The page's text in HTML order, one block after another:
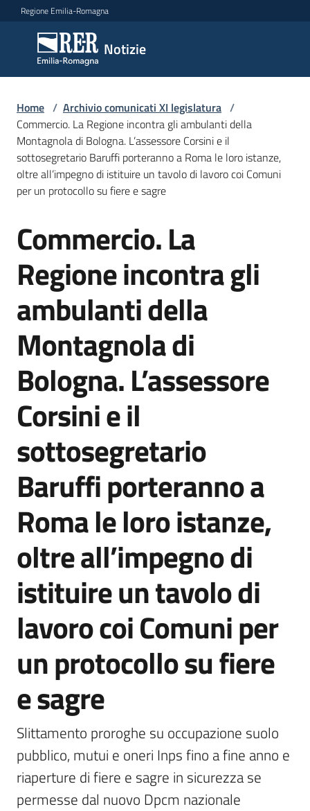
Vai al contenuto
Vai alla navigazione
Vai al footer
Regione Emilia-Romagna
Notizie
Notizie
Comunicati
stampa
Cerca
un
comunicato
Risorse
Agenzia
di
informazione
e
comunicazione
Seguici
su
Home / Archivio comunicati XI legislatura /
Commercio. La Regione incontra gli ambulanti della
Montagnola di Bologna. L’assessore Corsini e il
sottosegretario Baruffi porteranno a Roma le loro istanze,
oltre all’impegno di istituire un tavolo di lavoro coi Comuni
per un protocollo su fiere e sagre
Salta al contenuto
Commercio. La
Regione incontra gli
ambulanti della
Montagnola di
Bologna. L’assessore
Corsini e il
sottosegretario
Baruffi porteranno a
Roma le loro istanze,
oltre all’impegno di
istituire un tavolo di
lavoro coi Comuni per
un protocollo su fiere
e sagre
Slittamento proroghe su occupazione suolo
pubblico, mutui e oneri Inps fino a fine anno e
riaperture di fiere e sagre in sicurezza se
permesse dal nuovo Dpcm nazionale